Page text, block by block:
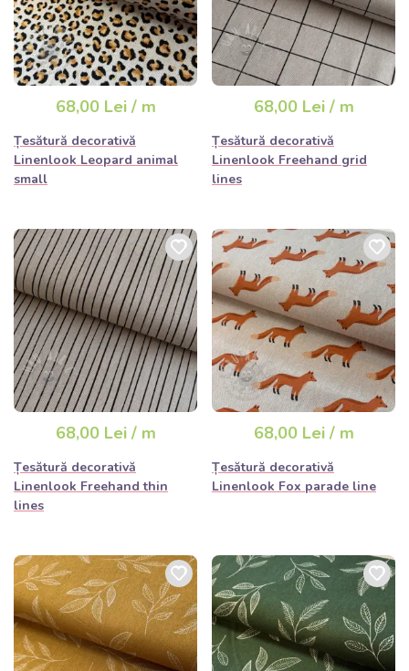
68,00 Lei / m
Țesătură decorativă
Linenlook Leopard animal
small
68,00 Lei / m
Țesătură decorativă
Linenlook Freehand grid
lines
68,00 Lei / m
Țesătură decorativă
Linenlook Freehand thin
lines
68,00 Lei / m
Țesătură decorativă
Linenlook Fox parade line